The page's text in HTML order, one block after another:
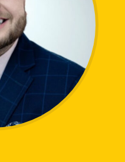
kompanije, te
i UN agencije.
zadovoljstva
reputacije kompanija,
potencijala,
ključnih indikatora
radu spaja analitičnost,
tržišnog
odluka dolazi uz